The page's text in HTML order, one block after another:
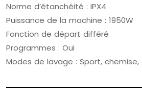
Norme d’étanchéité : IPX4
Puissance de la machine : 1950W
Fonction de départ différé
Programmes : Oui
Modes de lavage : Sport,